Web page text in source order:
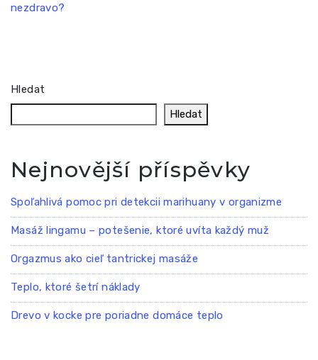
pro
nezdravo?
Hledat
Hledat
Nejnovější příspěvky
Spoľahlivá pomoc pri detekcii marihuany v organizme
Masáž lingamu – potešenie, ktoré uvíta každý muž
Orgazmus ako cieľ tantrickej masáže
Teplo, ktoré šetrí náklady
Drevo v kocke pre poriadne domáce teplo